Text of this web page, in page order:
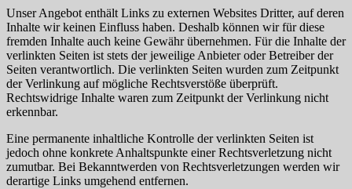
Unser Angebot enthält Links zu externen Websites Dritter, auf deren
Inhalte wir keinen Einfluss haben. Deshalb können wir für diese
fremden Inhalte auch keine Gewähr übernehmen. Für die Inhalte der
verlinkten Seiten ist stets der jeweilige Anbieter oder Betreiber der
Seiten verantwortlich. Die verlinkten Seiten wurden zum Zeitpunkt
der Verlinkung auf mögliche Rechtsverstöße überprüft.
Rechtswidrige Inhalte waren zum Zeitpunkt der Verlinkung nicht
erkennbar.
Eine permanente inhaltliche Kontrolle der verlinkten Seiten ist
jedoch ohne konkrete Anhaltspunkte einer Rechtsverletzung nicht
zumutbar. Bei Bekanntwerden von Rechtsverletzungen werden wir
derartige Links umgehend entfernen.